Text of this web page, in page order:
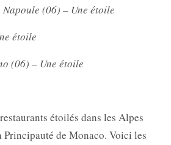
(06) – Une étoile
étoile
(06) – Une étoile
étoilés dans les Alpes
de Monaco. Voici les